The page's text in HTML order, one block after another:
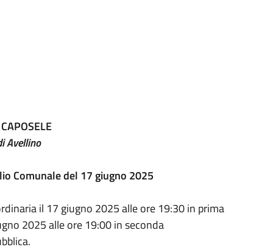
Avellino
Comunale del 17 giugno 2025
il 17 giugno 2025 alle ore 19:30 in prima
2025 alle ore 19:00 in seconda